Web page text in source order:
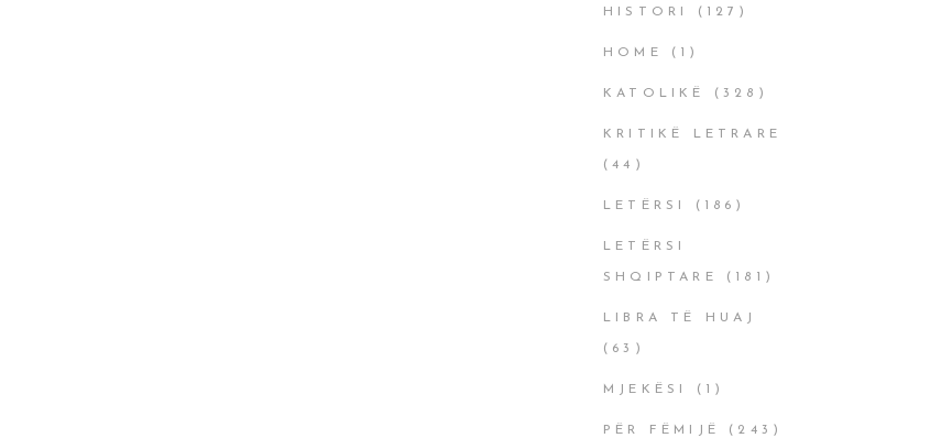
HISTORI (127)
HOME (1)
KATOLIKË (328)
KRITIKË LETRARE
(44)
LETËRSI (186)
LETËRSI
SHQIPTARE (181)
LIBRA TË HUAJ
(63)
MJEKËSI (1)
PËR FËMIJË (243)